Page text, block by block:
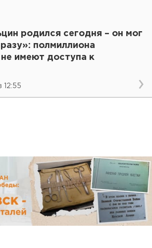
родился сегодня – он мог
полмиллиона
имеют доступа к
12:55